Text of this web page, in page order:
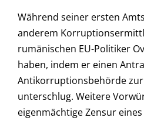
Während seiner ersten
anderem
rumänischen EU-Politiker
haben, indem er einen
Antikorruptionsbehörde
unterschlug. Weitere
eigenmächtige Zensur